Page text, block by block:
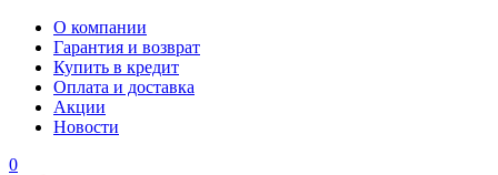
О компании
Гарантия и возврат
Купить в кредит
Оплата и доставка
Акции
Новости
0